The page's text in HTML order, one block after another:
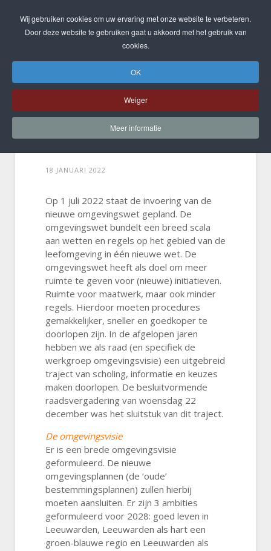
Nieuwe omgevingswet
18 JANUARI 2022
Op 1 juli 2022 staat de invoering van de
nieuwe omgevingswet gepland. De
omgevingswet bundelt een breed scala
aan wetten en regels op het gebied van de
leefomgeving in één nieuwe wet. De
omgevingswet heeft als doel om meer
ruimte te geven voor (nieuwe) initiatieven.
Ruimte voor maatwerk, maar ook minder
regels. Hierdoor moeten procedures
gemakkelijker, sneller en goedkoper te
doorlopen zijn. In de afgelopen jaren
hebben we als raad (en specifiek de
werkgroep omgevingsvisie) een uitgebreid
traject van scholing, informatie en keuzes
maken doorlopen. De besluitvormende
raadsvergadering van woensdag 22
december was het sluitstuk van dit traject.
De omgevingsvisie
Er is een brede omgevingsvisie
geformuleerd. De nieuwe
omgevingsplannen (de ‘oude’
bestemmingsplannen) zullen hierbij
moeten aansluiten. Er zijn 3 ambities
geformuleerd voor 2028: goed leven in
Leeuwarden, Leeuwarden als hart een
groen-blauwe regio en Leeuwarden als
Wij gebruiken cookies om uw ervaring met onze website te verbeteren.
Door deze website te gebruiken gaat u akkoord met het gebruik van
cookies.
OK
Weiger
Meer informatie